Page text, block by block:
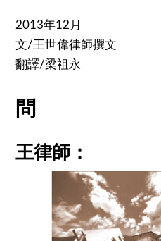
2013年12月
文/王世偉律師撰文
翻譯/梁祖永
問
王律師：